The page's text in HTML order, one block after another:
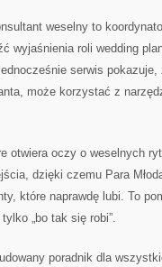
weselny to
wyjaśnienia roli wedding
serwis pokazuje,
może korzystać z
otwiera oczy o weselnych
dzięki czemu Para
które naprawdę lubi. To
„bo tak się robi”.
poradnik dla